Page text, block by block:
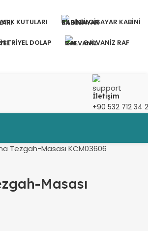
ATIK KUTULARI BILGISAYAR KABINI
DOLAP GALVANIZ RAF
İletişim
+90 532 712 34
Tezgah-Masası KCM03606
Masası